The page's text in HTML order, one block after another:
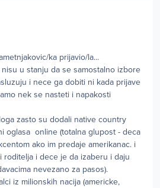
ka prijavio/la...
u stanju da se samostalno izbore
i nece ga dobiti ni kada prijave
nek se nasteti i napakosti
zasto su dodali native country
oglasa online (totalna glupost - deca
ako im predaje amerikanac. i
i dece je da izaberu i daju
nevezano za pasos).
iz milionskih nacija (americke,